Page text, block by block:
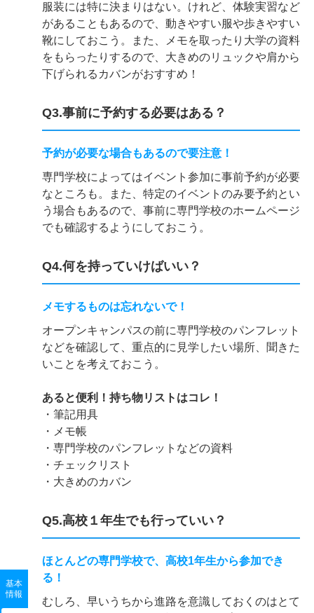
基本
情報
服装には特に決まりはない。けれど、体験実習など
があることもあるので、動きやすい服や歩きやすい
靴にしておこう。また、メモを取ったり大学の資料
をもらったりするので、大きめのリュックや肩から
下げられるカバンがおすすめ！
Q3.事前に予約する必要はある？
予約が必要な場合もあるので要注意！
専門学校によってはイベント参加に事前予約が必要
なところも。また、特定のイベントのみ要予約とい
う場合もあるので、事前に専門学校のホームページ
でも確認するようにしておこう。
Q4.何を持っていけばいい？
メモするものは忘れないで！
オープンキャンパスの前に専門学校のパンフレット
などを確認して、重点的に見学したい場所、聞きた
いことを考えておこう。
あると便利！持ち物リストはコレ！
・筆記用具
・メモ帳
・専門学校のパンフレットなどの資料
・チェックリスト
・大きめのカバン
Q5.高校１年生でも行っていい？
ほとんどの専門学校で、高校1年生から参加でき
る！
むしろ、早いうちから進路を意識しておくのはとて